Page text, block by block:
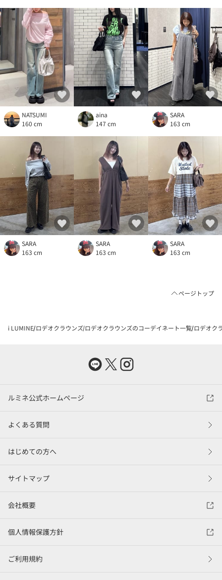
NATSUMI
160 cm
aina
147 cm
SARA
163 cm
SARA
163 cm
SARA
163 cm
SARA
163 cm
ページトップ
i LUMINE ロデオクラウンズ ロデオクラウンズのコーデイネート一覧 ロデオク
ルミネ公式ホームページ
よくある質問
はじめての方へ
サイトマップ
会社概要
個人情報保護方針
ご利用規約